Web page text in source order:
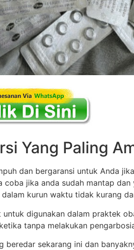
Yang Paling
dan bergaransi untuk Anda
jika anda sudah mantap dan
kurun waktu tidak kurang
digunakan dalam praktek
tanpa melakukan
sekarang ini dan